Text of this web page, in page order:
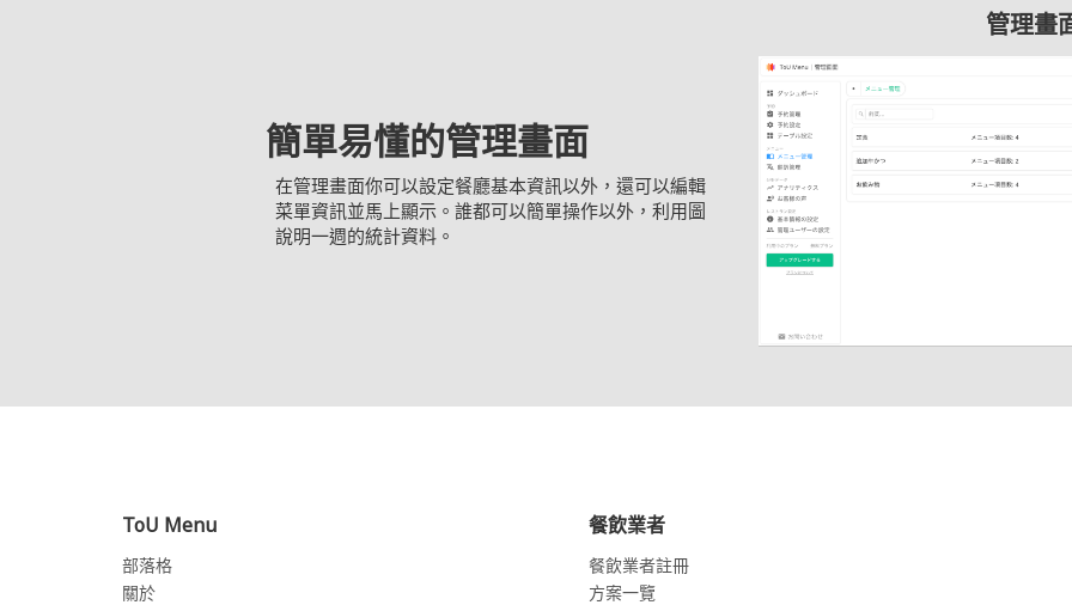
簡單易懂的管理畫面
在管理畫面你可以設定餐廳基本資訊以外，還可以編輯
菜單資訊並馬上顯示。誰都可以簡單操作以外，利用圖
說明一週的統計資料。
管理畫
ToU Menu
部落格
關於
餐飲業者
餐飲業者註冊
方案一覽